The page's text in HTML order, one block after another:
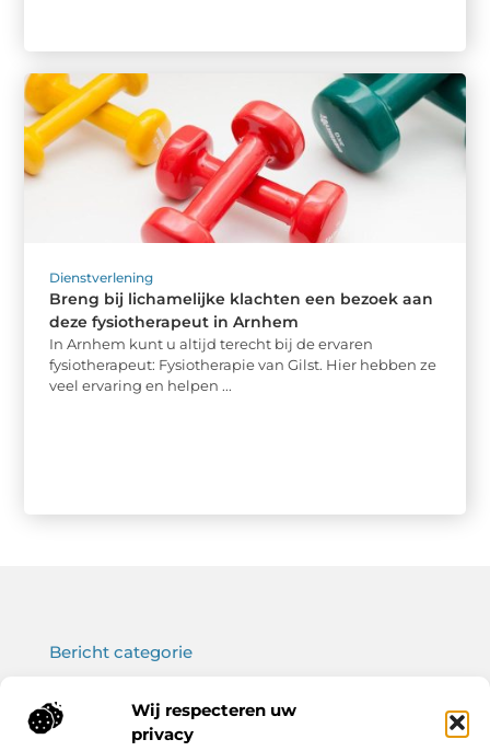
Wij respecteren uw
privacy
Dienstverlening
Breng bij lichamelijke klachten een bezoek aan
deze fysiotherapeut in Arnhem
In Arnhem kunt u altijd terecht bij de ervaren
fysiotherapeut: Fysiotherapie van Gilst. Hier hebben ze
veel ervaring en helpen ...
Bericht categorie